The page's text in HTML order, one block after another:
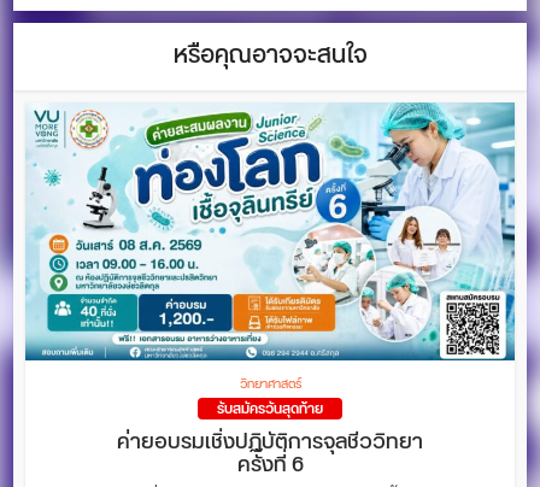
หรือคุณอาจจะสนใจ
วิทยาศาสตร์
รับสมัครวันสุดท้าย
ค่ายอบรมเชิ่งปฏิบัติการจุลชีววิทยา
ครั้งที่ 6